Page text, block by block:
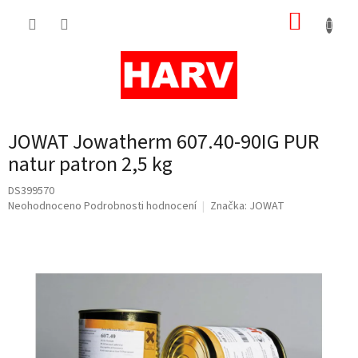
JOWAT Jowatherm 607.40-90IG PUR
natur patron 2,5 kg
DS399570
Průměrné
Neohodnoceno Podrobnosti hodnocení Značka: JOWAT